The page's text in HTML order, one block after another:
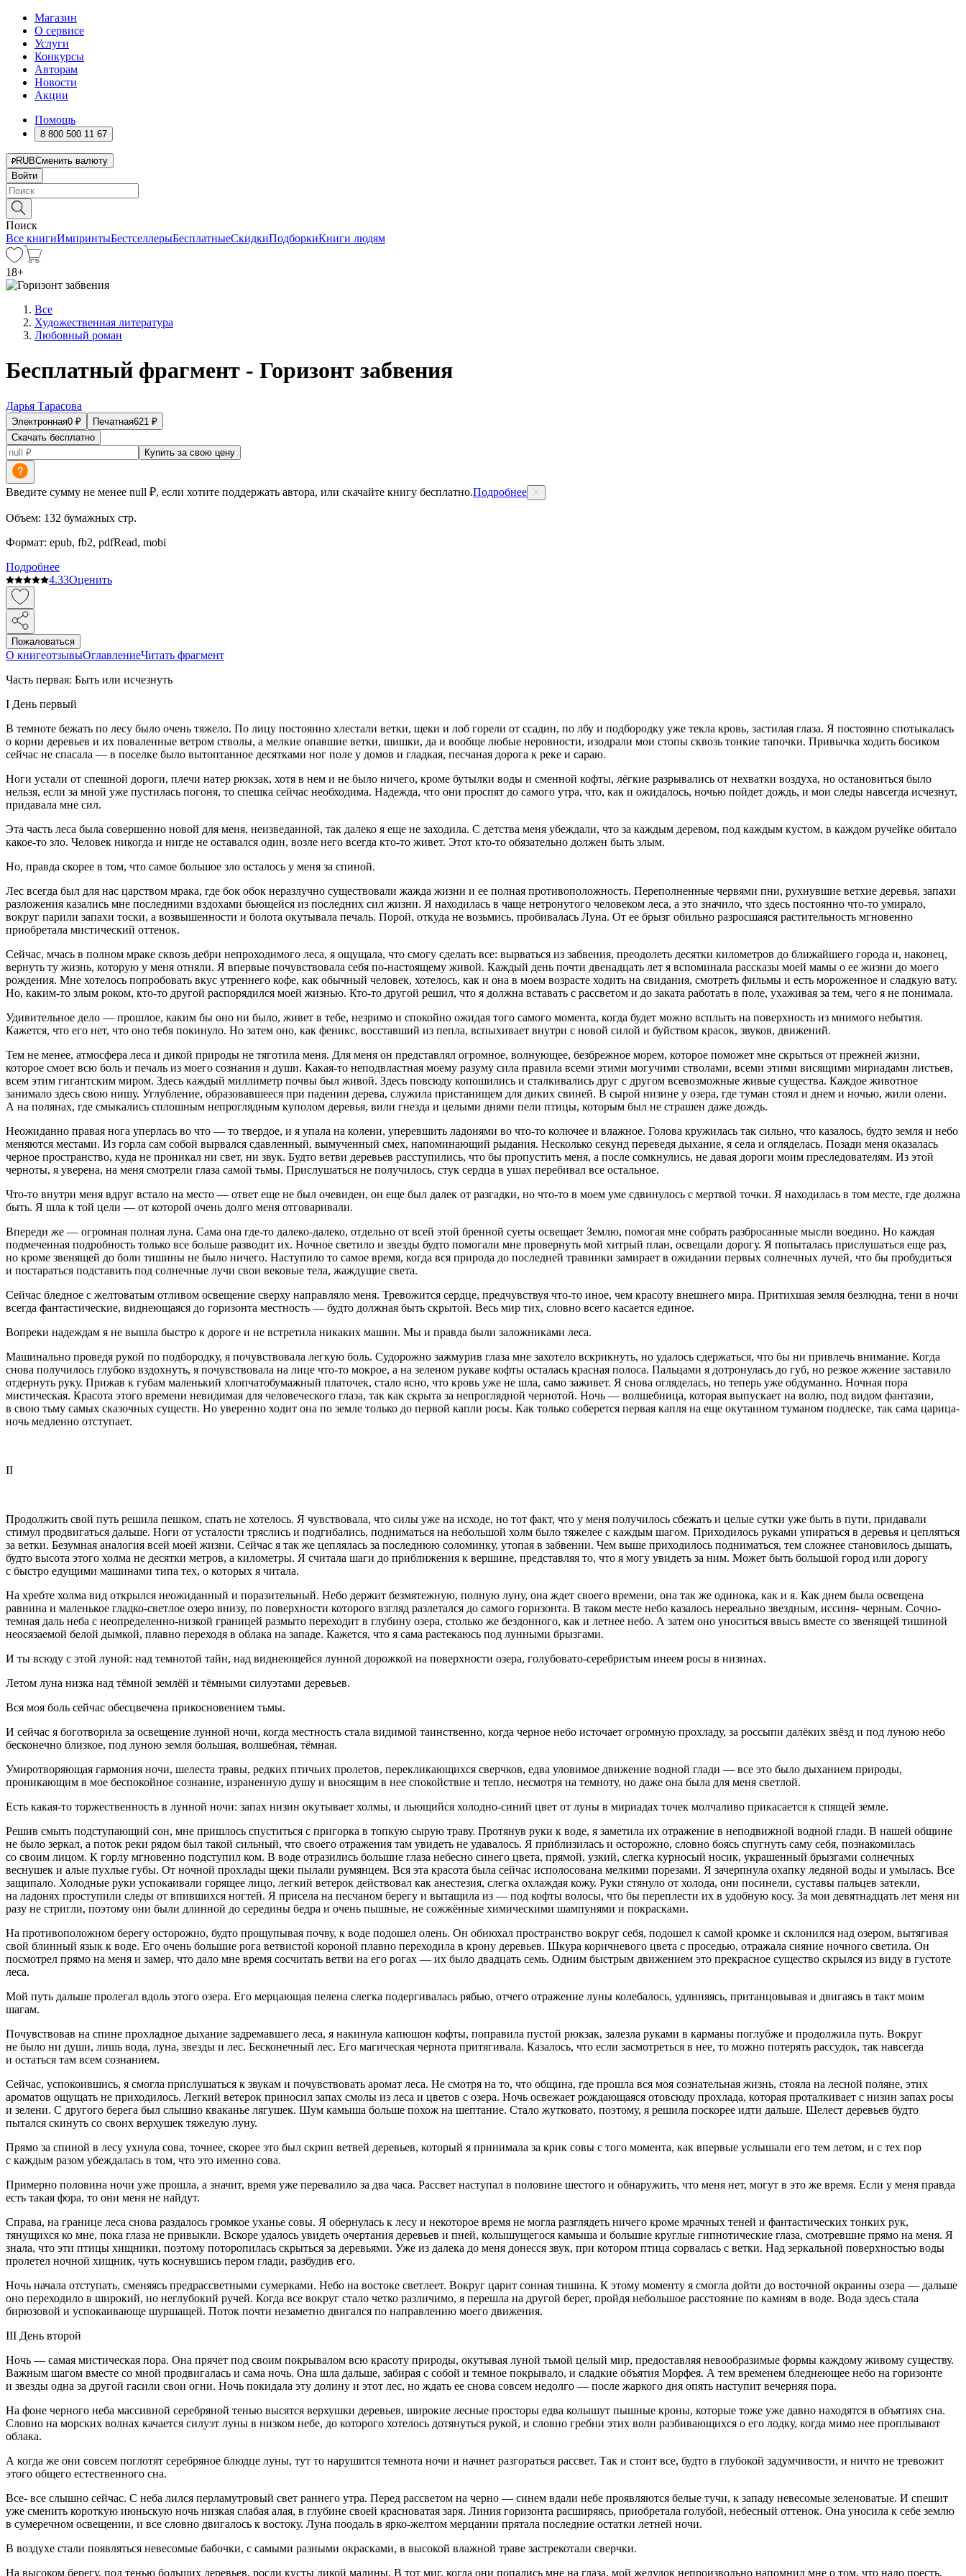
Магазин
О сервисе
Услуги
Конкурсы
Авторам
Новости
Акции
Помощь
8 800 500 11 67
RUBСменить валюту
Войти
Поиск
Все книгиИмпринтыБестселлерыБесплатныеСкидкиПодборкиКниги людям
18+
Все
Художественная литература
Любовный роман
Бесплатный фрагмент - Горизонт забвения
Дарья Тарасова
Электронная0 ₽ Печатная621 ₽
Скачать бесплатно
Купить за свою цену
Введите сумму не менее null ₽, если хотите поддержать автора, или скачайте книгу бесплатно.Подробнее
Объем: 132 бумажных стр.
Формат: epub, fb2, pdfRead, mobi
Подробнее
4.33Оценить
Пожаловаться
О книгеотзывыОглавлениеЧитать фрагмент
Часть первая: Быть или исчезнуть
I День первый
В темноте бежать по лесу было очень тяжело. По лицу постоянно хлестали ветки, щеки и лоб горели от ссадин, по лбу и подбородку уже текла кровь, застилая глаза. Я постоянно спотыкалась
о корни деревьев и их поваленные ветром стволы, а мелкие опавшие ветки, шишки, да и вообще любые неровности, изодрали мои стопы сквозь тонкие тапочки. Привычка ходить босиком
сейчас не спасала — в поселке было вытоптанное десятками ног поле у домов и гладкая, песчаная дорога к реке и сараю.
Ноги устали от спешной дороги, плечи натер рюкзак, хотя в нем и не было ничего, кроме бутылки воды и сменной кофты, лёгкие разрывались от нехватки воздуха, но остановиться было
нельзя, если за мной уже пустилась погоня, то спешка сейчас необходима. Надежда, что они проспят до самого утра, что, как и ожидалось, ночью пойдет дождь, и мои следы навсегда исчезнут,
придавала мне сил.
Эта часть леса была совершенно новой для меня, неизведанной, так далеко я еще не заходила. С детства меня убеждали, что за каждым деревом, под каждым кустом, в каждом ручейке обитало
какое-то зло. Человек никогда и нигде не оставался один, возле него всегда кто-то живет. Этот кто-то обязательно должен быть злым.
Но, правда скорее в том, что самое большое зло осталось у меня за спиной.
Лес всегда был для нас царством мрака, где бок обок неразлучно существовали жажда жизни и ее полная противоположность. Переполненные червями пни, рухнувшие ветхие деревья, запахи
разложения казались мне последними вздохами бьющейся из последних сил жизни. Я находилась в чаще нетронутого человеком леса, а это значило, что здесь постоянно что-то умирало,
вокруг парили запахи тоски, а возвышенности и болота окутывала печаль. Порой, откуда не возьмись, пробивалась Луна. От ее брызг обильно разросшаяся растительность мгновенно
приобретала мистический оттенок.
Сейчас, мчась в полном мраке сквозь дебри непроходимого леса, я ощущала, что смогу сделать все: вырваться из забвения, преодолеть десятки километров до ближайшего города и, наконец,
вернуть ту жизнь, которую у меня отняли. Я впервые почувствовала себя по-настоящему живой. Каждый день почти двенадцать лет я вспоминала рассказы моей мамы о ее жизни до моего
рождения. Мне хотелось попробовать вкус утреннего кофе, как обычный человек, хотелось, как и она в моем возрасте ходить на свидания, смотреть фильмы и есть мороженное и сладкую вату.
Но, каким-то злым роком, кто-то другой распорядился моей жизнью. Кто-то другой решил, что я должна вставать с рассветом и до заката работать в поле, ухаживая за тем, чего я не понимала.
Удивительное дело — прошлое, каким бы оно ни было, живет в тебе, незримо и спокойно ожидая того самого момента, когда будет можно всплыть на поверхность из мнимого небытия.
Кажется, что его нет, что оно тебя покинуло. Но затем оно, как феникс, восставший из пепла, вспыхивает внутри с новой силой и буйством красок, звуков, движений.
Тем не менее, атмосфера леса и дикой природы не тяготила меня. Для меня он представлял огромное, волнующее, безбрежное морем, которое поможет мне скрыться от прежней жизни,
которое смоет всю боль и печаль из моего сознания и души. Какая-то неподвластная моему разуму сила правила всеми этими могучими стволами, всеми этими висящими мириадами листьев,
всем этим гигантским миром. Здесь каждый миллиметр почвы был живой. Здесь повсюду копошились и сталкивались друг с другом всевозможные живые существа. Каждое животное
занимало здесь свою нишу. Углубление, образовавшееся при падении дерева, служила пристанищем для диких свиней. В сырой низине у озера, где туман стоял и днем и ночью, жили олени.
А на полянах, где смыкались сплошным непроглядным куполом деревья, вили гнезда и целыми днями пели птицы, которым был не страшен даже дождь.
Неожиданно правая нога уперлась во что — то твердое, и я упала на колени, уперевшить ладонями во что-то колючее и влажное. Голова кружилась так сильно, что казалось, будто земля и небо
меняются местами. Из горла сам собой вырвался сдавленный, вымученный смех, напоминающий рыдания. Несколько секунд переведя дыхание, я села и огляделась. Позади меня оказалась
черное пространство, куда не проникал ни свет, ни звук. Будто ветви деревьев расступились, что бы пропустить меня, а после сомкнулись, не давая дороги моим преследователям. Из этой
черноты, я уверена, на меня смотрели глаза самой тьмы. Прислушаться не получилось, стук сердца в ушах перебивал все остальное.
Что-то внутри меня вдруг встало на место — ответ еще не был очевиден, он еще был далек от разгадки, но что-то в моем уме сдвинулось с мертвой точки. Я находилась в том месте, где должна
быть. Я шла к той цели — от которой очень долго меня отговаривали.
Впереди же — огромная полная луна. Сама она где-то далеко-далеко, отдельно от всей этой бренной суеты освещает Землю, помогая мне собрать разбросанные мысли воедино. Но каждая
подмеченная подробность только все больше разводит их. Ночное светило и звезды будто помогали мне провернуть мой хитрый план, освещали дорогу. Я попыталась прислушаться еще раз,
но кроме звенящей до боли тишины не было ничего. Наступило то самое время, когда вся природа до последней травинки замирает в ожидании первых солнечных лучей, что бы пробудиться
и постараться подставить под солнечные лучи свои вековые тела, жаждущие света.
Сейчас бледное с желтоватым отливом освещение сверху направляло меня. Тревожится сердце, предчувствуя что-то иное, чем красоту внешнего мира. Притихшая земля безлюдна, тени в ночи
всегда фантастические, виднеющаяся до горизонта местность — будто должная быть скрытой. Весь мир тих, словно всего касается единое.
Вопреки надеждам я не вышла быстро к дороге и не встретила никаких машин. Мы и правда были заложниками леса.
Машинально проведя рукой по подбородку, я почувствовала легкую боль. Судорожно зажмурив глаза мне захотело вскрикнуть, но удалось сдержаться, что бы ни привлечь внимание. Когда
снова получилось глубоко вздохнуть, я почувствовала на лице что-то мокрое, а на зеленом рукаве кофты осталась красная полоса. Пальцами я дотронулась до губ, но резкое жжение заставило
отдернуть руку. Прижав к губам маленький хлопчатобумажный платочек, стало ясно, что кровь уже не шла, само заживет. Я снова огляделась, но теперь уже обдуманно. Ночная пора
мистическая. Красота этого времени невидимая для человеческого глаза, так как скрыта за непроглядной чернотой. Ночь — волшебница, которая выпускает на волю, под видом фантазии,
в свою тьму самых сказочных существ. Но уверенно ходит она по земле только до первой капли росы. Как только соберется первая капля на еще окутанном туманом подлеске, так сама царица-
ночь медленно отступает.
II
Продолжить свой путь решила пешком, спать не хотелось. Я чувствовала, что силы уже на исходе, но тот факт, что у меня получилось сбежать и целые сутки уже быть в пути, придавали
стимул продвигаться дальше. Ноги от усталости тряслись и подгибались, подниматься на небольшой холм было тяжелее с каждым шагом. Приходилось руками упираться в деревья и цепляться
за ветки. Безумная аналогия всей моей жизни. Сейчас я так же цеплялась за последнюю соломинку, утопая в забвении. Чем выше приходилось подниматься, тем сложнее становилось дышать,
будто высота этого холма не десятки метров, а километры. Я считала шаги до приближения к вершине, представляя то, что я могу увидеть за ним. Может быть большой город или дорогу
с быстро едущими машинами типа тех, о которых я читала.
На хребте холма вид открылся неожиданный и поразительный. Небо держит безмятежную, полную луну, она ждет своего времени, она так же одинока, как и я. Как днем была освещена
равнина и маленькое гладко-светлое озеро внизу, по поверхности которого взгляд разлетался до самого горизонта. В таком месте небо казалось нереально звездным, иссиня- черным. Сочно-
темная даль неба с неопределенно-низкой границей размыто переходит в глубину озера, столько же бездонного, как и летнее небо. А затем оно уноситься ввысь вместе со звенящей тишиной
неосязаемой белой дымкой, плавно переходя в облака на западе. Кажется, что я сама растекаюсь под лунными брызгами.
И ты всюду с этой луной: над темнотой тайн, над виднеющейся лунной дорожкой на поверхности озера, голубовато-серебристым инеем росы в низинах.
Летом луна низка над тёмной землёй и тёмными силуэтами деревьев.
Вся моя боль сейчас обесцвечена прикосновением тьмы.
И сейчас я боготворила за освещение лунной ночи, когда местность стала видимой таинственно, когда черное небо источает огромную прохладу, за россыпи далёких звёзд и под луною небо
бесконечно близкое, под луною земля большая, волшебная, тёмная.
Умиротворяющая гармония ночи, шелеста травы, редких птичьих пролетов, перекликающихся сверчков, едва уловимое движение водной глади — все это было дыханием природы,
проникающим в мое беспокойное сознание, израненную душу и вносящим в нее спокойствие и тепло, несмотря на темноту, но даже она была для меня светлой.
Есть какая-то торжественность в лунной ночи: запах низин окутывает холмы, и льющийся холодно-синий цвет от луны в мириадах точек молчаливо прикасается к спящей земле.
Решив смыть подступающий сон, мне пришлось спуститься с пригорка в топкую сырую траву. Протянув руки к воде, я заметила их отражение в неподвижной водной глади. В нашей общине
не было зеркал, а поток реки рядом был такой сильный, что своего отражения там увидеть не удавалось. Я приблизилась и осторожно, словно боясь спугнуть саму себя, познакомилась
со своим лицом. К горлу мгновенно подступил ком. В воде отразились большие глаза небесно синего цвета, прямой, узкий, слегка курносый носик, украшенный брызгами солнечных
веснушек и алые пухлые губы. От ночной прохлады щеки пылали румянцем. Вся эта красота была сейчас исполосована мелкими порезами. Я зачерпнула охапку ледяной воды и умылась. Все
защипало. Холодные руки успокаивали горящее лицо, легкий ветерок действовал как анестезия, слегка охлаждая кожу. Руки стянуло от холода, они посинели, суставы пальцев затекли,
на ладонях проступили следы от впившихся ногтей. Я присела на песчаном берегу и вытащила из — под кофты волосы, что бы переплести их в удобную косу. За мои девятнадцать лет меня ни
разу не стригли, поэтому они были длинной до середины бедра и очень пышные, не сожжённые химическими шампунями и покрасками.
На противоположном берегу осторожно, будто прощупывая почву, к воде подошел олень. Он обнюхал пространство вокруг себя, подошел к самой кромке и склонился над озером, вытягивая
свой блинный язык к воде. Его очень большие рога ветвистой короной плавно переходила в крону деревьев. Шкура коричневого цвета с проседью, отражала сияние ночного светила. Он
посмотрел прямо на меня и замер, что дало мне время сосчитать ветви на его рогах — их было двадцать семь. Одним быстрым движением это прекрасное существо скрылся из виду в густоте
леса.
Мой путь дальше пролегал вдоль этого озера. Его мерцающая пелена слегка подергивалась рябью, отчего отражение луны колебалось, удлиняясь, пританцовывая и двигаясь в такт моим
шагам.
Почувствовав на спине прохладное дыхание задремавшего леса, я накинула капюшон кофты, поправила пустой рюкзак, залезла руками в карманы поглубже и продолжила путь. Вокруг
не было ни души, лишь вода, луна, звезды и лес. Бесконечный лес. Его магическая чернота притягивала. Казалось, что если засмотреться в нее, то можно потерять рассудок, так навсегда
и остаться там всем сознанием.
Сейчас, успокоившись, я смогла прислушаться к звукам и почувствовать аромат леса. Не смотря на то, что община, где прошла вся моя сознательная жизнь, стояла на лесной поляне, этих
ароматов ощущать не приходилось. Легкий ветерок приносил запах смолы из леса и цветов с озера. Ночь освежает рождающаяся отовсюду прохлада, которая проталкивает с низин запах росы
и зелени. С другого берега был слышно кваканье лягушек. Шум камыша больше похож на шептание. Стало жутковато, поэтому, я решила поскорее идти дальше. Шелест деревьев будто
пытался скинуть со своих верхушек тяжелую луну.
Прямо за спиной в лесу ухнула сова, точнее, скорее это был скрип ветвей деревьев, который я принимала за крик совы с того момента, как впервые услышали его тем летом, и с тех пор
с каждым разом убеждалась в том, что это именно сова.
Примерно половина ночи уже прошла, а значит, время уже перевалило за два часа. Рассвет наступал в половине шестого и обнаружить, что меня нет, могут в это же время. Если у меня правда
есть такая фора, то они меня не найдут.
Справа, на границе леса снова раздалось громкое уханье совы. Я обернулась к лесу и некоторое время не могла разглядеть ничего кроме мрачных теней и фантастических тонких рук,
тянущихся ко мне, пока глаза не привыкли. Вскоре удалось увидеть очертания деревьев и пней, колышущегося камыша и большие круглые гипнотические глаза, смотревшие прямо на меня. Я
знала, что эти птицы хищники, поэтому поторопилась скрыться за деревьями. Уже из далека до меня донесся звук, при котором птица сорвалась с ветки. Над зеркальной поверхностью воды
пролетел ночной хищник, чуть коснувшись пером глади, разбудив его.
Ночь начала отступать, сменяясь предрассветными сумерками. Небо на востоке светлеет. Вокруг царит сонная тишина. К этому моменту я смогла дойти до восточной окраины озера — дальше
оно переходило в широкий, но неглубокий ручей. Когда все вокруг стало четко различимо, я перешла на другой берег, пройдя небольшое расстояние по камням в воде. Вода здесь стала
бирюзовой и успокаивающе шуршащей. Поток почти незаметно двигался по направлению моего движения.
III День второй
Ночь — самая мистическая пора. Она прячет под своим покрывалом всю красоту природы, окутывая луной тьмой целый мир, предоставляя невообразимые формы каждому живому существу.
Важным шагом вместе со мной продвигалась и сама ночь. Она шла дальше, забирая с собой и темное покрывало, и сладкие объятия Морфея. А тем временем бледнеющее небо на горизонте
и звезды одна за другой гасили свои огни. Ночь покидала эту долину и этот лес, но ждать ее снова совсем недолго — после жаркого дня опять наступит вечерняя пора.
На фоне черного неба массивной серебряной тенью высятся верхушки деревьев, широкие лесные просторы едва колышут пышные кроны, которые тоже уже давно находятся в объятиях сна.
Словно на морских волнах качается силуэт луны в низком небе, до которого хотелось дотянуться рукой, и словно гребни этих волн разбивающихся о его лодку, когда мимо нее проплывают
облака.
А когда же они совсем поглотят серебряное блюдце луны, тут то нарушится темнота ночи и начнет разгораться рассвет. Так и стоит все, будто в глубокой задумчивости, и ничто не тревожит
этого общего естественного сна.
Все- все слышно сейчас. С неба лился перламутровый свет раннего утра. Перед рассветом на черно — синем вдали небе проявляются белые тучи, к западу невесомые зеленоватые. И спешит
уже сменить короткую июньскую ночь низкая слабая алая, в глубине своей красноватая заря. Линия горизонта расширяясь, приобретала голубой, небесный оттенок. Она уносила к себе землю
в сумеречном освещении, и все словно двигалось к востоку. Луна поодаль в ярко-желтом мерцании прятала последние остатки летней ночи.
В воздухе стали появляться невесомые бабочки, с самыми разными окрасками, в высокой влажной траве застрекотали сверчки.
На высоком берегу, под тенью больших деревьев, росли кусты дикой малины. В тот миг, когда они попались мне на глаза, мой желудок непроизвольно напомнил мне о том, что надо поесть,